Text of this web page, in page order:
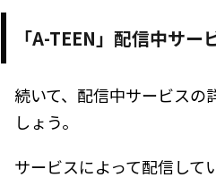
「A-TEEN」配信中サー
続いて、配信中サービスの
しょう。
サービスによって配信して